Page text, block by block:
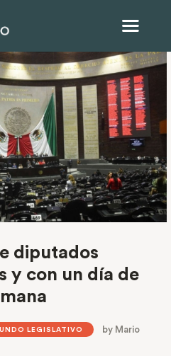
diputados
y con un día de
LEGISLATIVO by Mario